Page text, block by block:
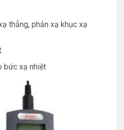
thẳng, phản xạ khục xạ
bức xạ nhiệt